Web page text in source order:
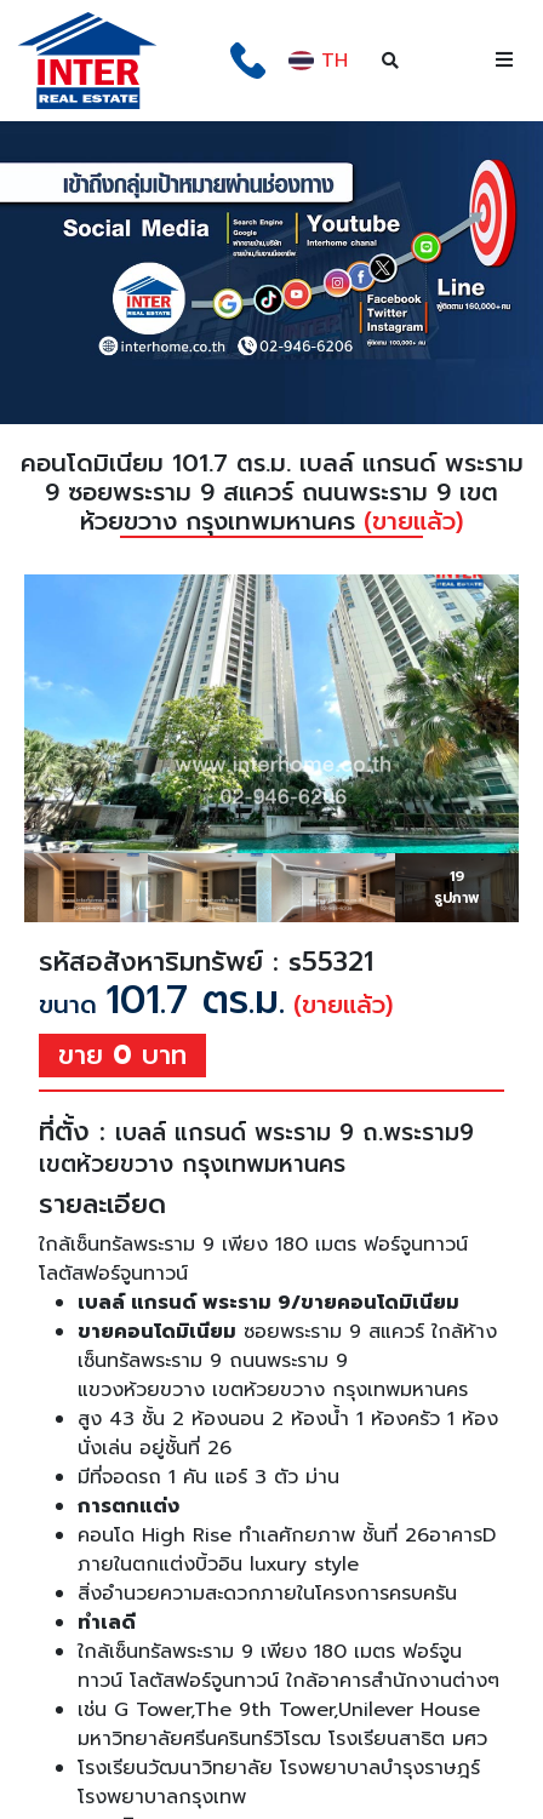
TH
คอนโดมิเนียม 101.7 ตร.ม. เบลล์ แกรนด์ พระราม
9 ซอยพระราม 9 สแควร์ ถนนพระราม 9 เขต
ห้วยขวาง กรุงเทพมหานคร (ขายแล้ว)
19
รูปภาพ
รหัสอสังหาริมทรัพย์ : s55321
ขนาด 101.7 ตร.ม. (ขายแล้ว)
ขาย 0 บาท
ที่ตั้ง : เบลล์ แกรนด์ พระราม 9 ถ.พระราม9
เขตห้วยขวาง กรุงเทพมหานคร
รายละเอียด
ใกล้เซ็นทรัลพระราม 9 เพียง 180 เมตร ฟอร์จูนทาวน์
โลตัสฟอร์จูนทาวน์
เบลล์ แกรนด์ พระราม 9/ขายคอนโดมิเนียม
ขายคอนโดมิเนียม ซอยพระราม 9 สแควร์ ใกล้ห้าง
เซ็นทรัลพระราม 9 ถนนพระราม 9
แขวงห้วยขวาง เขตห้วยขวาง กรุงเทพมหานคร
สูง 43 ชั้น 2 ห้องนอน 2 ห้องน้ำ 1 ห้องครัว 1 ห้อง
นั่งเล่น อยู่ชั้นที่ 26
มีที่จอดรถ 1 คัน แอร์ 3 ตัว ม่าน
การตกแต่ง
คอนโด High Rise ทำเลศักยภาพ ชั้นที่ 26อาคารD
ภายในตกแต่งบิ้วอิน luxury style
สิ่งอำนวยความสะดวกภายในโครงการครบครัน
ทำเลดี
ใกล้เซ็นทรัลพระราม 9 เพียง 180 เมตร ฟอร์จูน
ทาวน์ โลตัสฟอร์จูนทาวน์ ใกล้อาคารสำนักงานต่างๆ
เช่น G Tower,The 9th Tower,Unilever House
มหาวิทยาลัยศรีนครินทร์วิโรฒ โรงเรียนสาธิต มศว
โรงเรียนวัฒนาวิทยาลัย โรงพยาบาลบำรุงราษฎร์
โรงพยาบาลกรุงเทพ